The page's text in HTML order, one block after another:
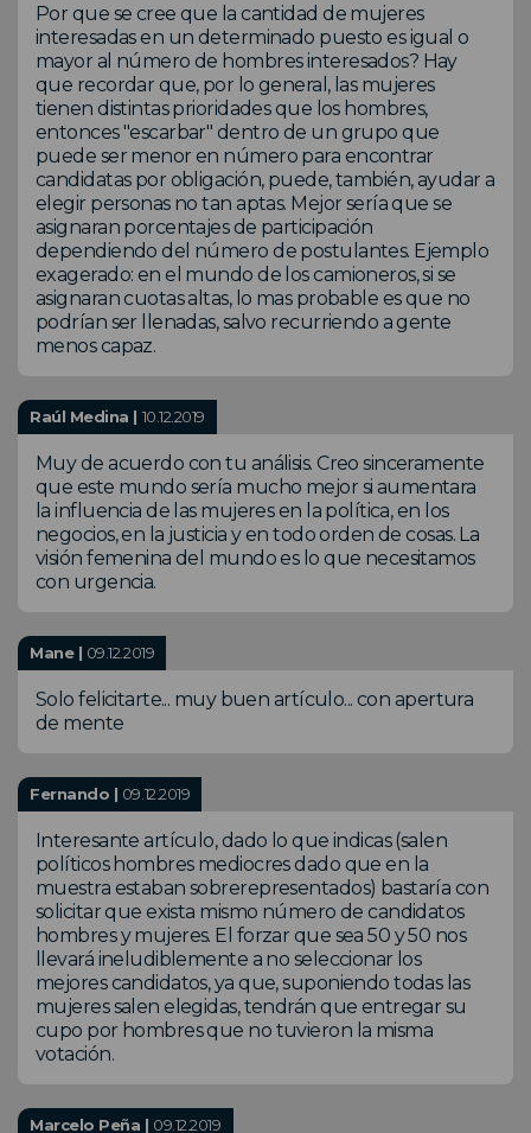
Por que se cree que la cantidad de mujeres
interesadas en un determinado puesto es igual o
mayor al número de hombres interesados? Hay
que recordar que, por lo general, las mujeres
tienen distintas prioridades que los hombres,
entonces "escarbar" dentro de un grupo que
puede ser menor en número para encontrar
candidatas por obligación, puede, también, ayudar a
elegir personas no tan aptas. Mejor sería que se
asignaran porcentajes de participación
dependiendo del número de postulantes. Ejemplo
exagerado: en el mundo de los camioneros, si se
asignaran cuotas altas, lo mas probable es que no
podrían ser llenadas, salvo recurriendo a gente
menos capaz.
Raúl Medina | 10.12.2019
Muy de acuerdo con tu análisis. Creo sinceramente
que este mundo sería mucho mejor si aumentara
la influencia de las mujeres en la política, en los
negocios, en la justicia y en todo orden de cosas. La
visión femenina del mundo es lo que necesitamos
con urgencia.
Mane | 09.12.2019
Solo felicitarte... muy buen artículo... con apertura
de mente
Fernando | 09.12.2019
Interesante artículo, dado lo que indicas (salen
políticos hombres mediocres dado que en la
muestra estaban sobrerepresentados) bastaría con
solicitar que exista mismo número de candidatos
hombres y mujeres. El forzar que sea 50 y 50 nos
llevará ineludiblemente a no seleccionar los
mejores candidatos, ya que, suponiendo todas las
mujeres salen elegidas, tendrán que entregar su
cupo por hombres que no tuvieron la misma
votación.
Marcelo Peña | 09.12.2019